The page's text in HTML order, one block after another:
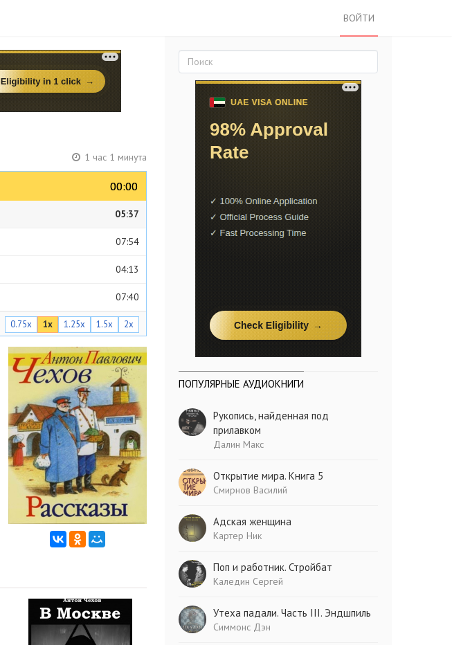
ВОЙТИ
1 час 1 минута
00:00
00:00
05:37
07:54
04:13
07:40
06:59
10:27
09:39
09:12
0.75x 1x 1.25x 1.5x 2x
ПОПУЛЯРНЫЕ АУДИОКНИГИ
Рукопись, найденная под
прилавком
Далин Макс
Открытие мира. Книга 5
Смирнов Василий
Адская женщина
Картер Ник
Поп и работник. Стройбат
Каледин Сергей
Утеха падали. Часть III. Эндшпиль
Симмонс Дэн